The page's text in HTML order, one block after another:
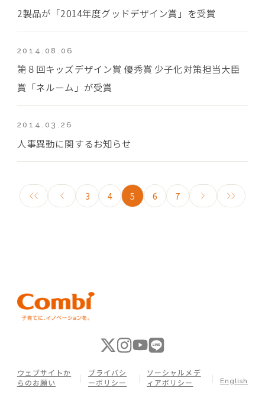
2製品が「2014年度グッドデザイン賞」を受賞
2014.08.06
第８回キッズデザイン賞 優秀賞 少子化対策担当大臣
賞「ネルーム」が受賞
2014.03.26
人事異動に関するお知らせ
3 4 5 6 7
ウェブサイトか
らのお願い
プライバシ
ーポリシー
ソーシャルメデ
ィアポリシー
English